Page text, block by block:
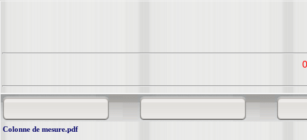
Colonne de mesure.pdf